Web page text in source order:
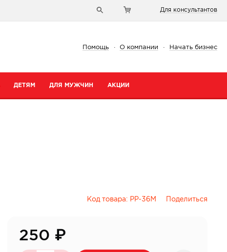
Для консультантов
Помощь · О компании · Начать бизнес
ДЕТЯМ ДЛЯ МУЖЧИН АКЦИИ
Код товара: PP-36M Поделиться
250 ₽